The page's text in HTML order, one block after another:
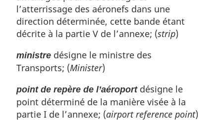
l’atterrissage des aéronefs dans une
direction déterminée, cette bande étant
décrite à la partie V de l’annexe; (strip)
ministre désigne le ministre des
Transports; (Minister)
point de repère de l’aéroportdésigne le
point déterminé de la manière visée à la
partie I de l’annexe; (airport reference point)